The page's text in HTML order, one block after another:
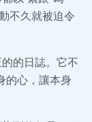
不久就被迫令
的日誌。它不
的心，讓本身